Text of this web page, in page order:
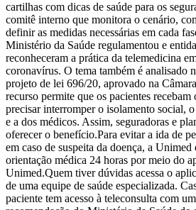
cartilhas com dicas de saúde para os
comitê interno que monitora o cenário,
definir as medidas necessárias em cada
Ministério da Saúde regulamentou e
reconheceram a prática da telemedicina
coronavírus. O tema também é analisado
projeto de lei 696/20, aprovado na
recurso permite que os pacientes recebam
precisar interromper o isolamento social,
e a dos médicos. Assim, seguradoras e
oferecer o benefício.Para evitar a ida de
em caso de suspeita da doença, a
orientação médica 24 horas por meio do
Unimed.Quem tiver dúvidas acessa o
de uma equipe de saúde especializada.
paciente tem acesso à teleconsulta com